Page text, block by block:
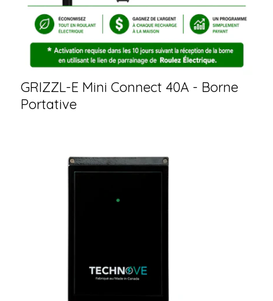
GRIZZL-E Mini Connect 40A - Borne
Portative